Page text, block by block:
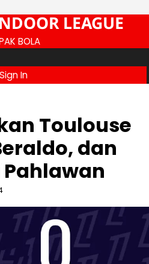
LEAGUE
BOLA
Sign In
Toulouse
dan